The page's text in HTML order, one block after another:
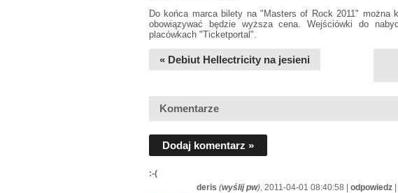
Do końca marca bilety na "Masters of Rock 2011" można
obowiązywać będzie wyższa cena. Wejściówki do
placówkach "Ticketportal".
« Debiut Hellectricity na jesieni
Komentarze
Dodaj komentarz »
:-(
deris (wyślij pw) , 2011-04-01 08:40:58 | odpowiedz |